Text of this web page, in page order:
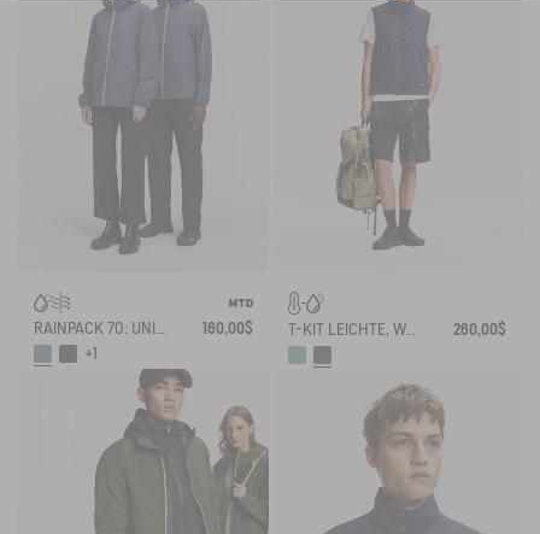
160,00$
+1
T-KIT LEICHTE, WASSERABWEISENDE DAUNENJACKE 260,00$